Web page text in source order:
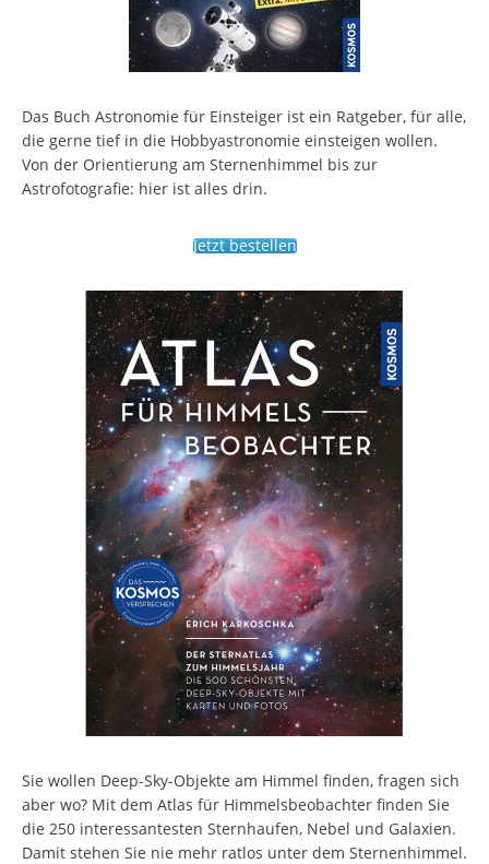
Das Buch Astronomie für Einsteiger ist ein Ratgeber, für alle,
die gerne tief in die Hobbyastronomie einsteigen wollen.
Von der Orientierung am Sternenhimmel bis zur
Astrofotografie: hier ist alles drin.
Jetzt bestellen
Sie wollen Deep-Sky-Objekte am Himmel finden, fragen sich
aber wo? Mit dem Atlas für Himmelsbeobachter finden Sie
die 250 interessantesten Sternhaufen, Nebel und Galaxien.
Damit stehen Sie nie mehr ratlos unter dem Sternenhimmel.